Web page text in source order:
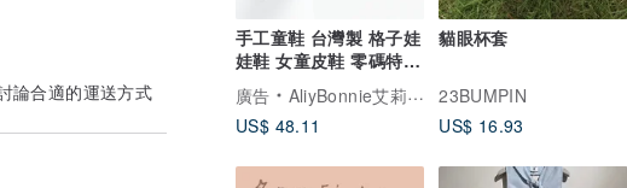
手工童鞋 台灣製 格子娃
娃鞋 女童皮鞋 零碼特
價-紅白格
廣告
AliyBonnie艾莉寶妮親子鞋
US$ 48.11
貓眼杯套
23BUMPIN
US$ 16.93
論合適的運送方式